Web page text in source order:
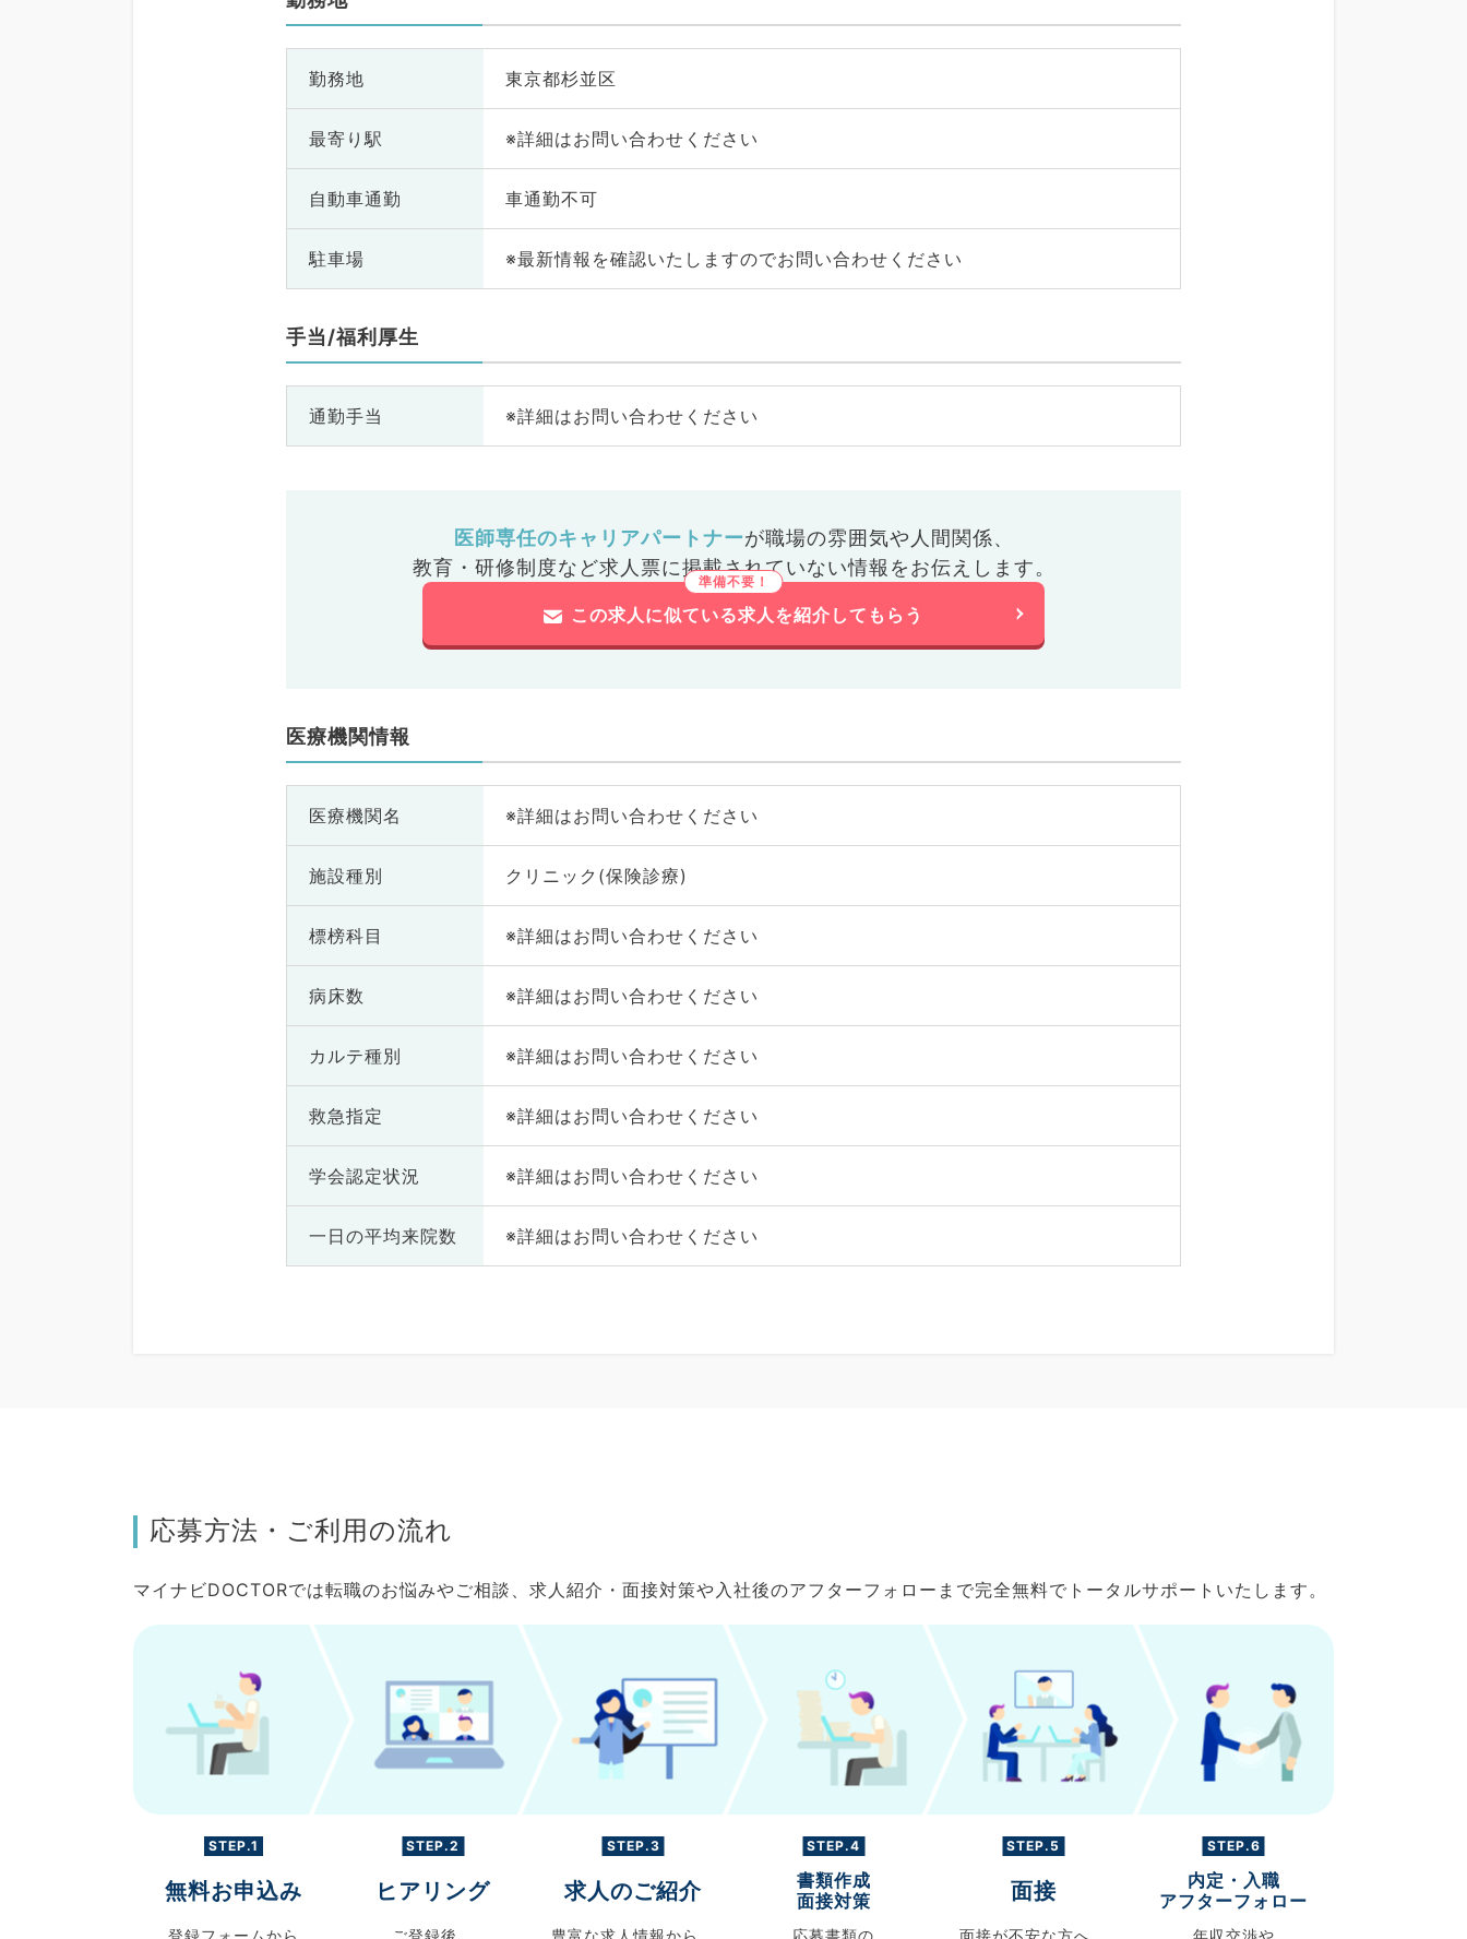
勤務地 東京都杉並区
最寄り駅 ※詳細はお問い合わせください
自動車通勤 車通勤不可
駐車場 ※最新情報を確認いたしますのでお問い合わせください
手当/福利厚生
通勤手当 ※詳細はお問い合わせください
医師専任のキャリアパートナーが職場の雰囲気や人間関係、
教育・研修制度など求人票に掲載されていない情報をお伝えします。
この求人に似ている求人を紹介してもらう
医療機関情報
医療機関名 ※詳細はお問い合わせください
施設種別 クリニック(保険診療)
標榜科目 ※詳細はお問い合わせください
病床数 ※詳細はお問い合わせください
カルテ種別 ※詳細はお問い合わせください
救急指定 ※詳細はお問い合わせください
学会認定状況 ※詳細はお問い合わせください
一日の平均来院数 ※詳細はお問い合わせください
応募方法・ご利用の流れ
マイナビDOCTORでは転職のお悩みやご相談、求人紹介・面接対策や入社後のアフターフォローまで完全無料でトータルサポートいたします。
STEP.1
無料お申込み
登録フォームから
STEP.2
ヒアリング
ご登録後、
STEP.3
求人のご紹介
豊富な求人情報から、
STEP.4
書類作成
面接対策
応募書類の
STEP.5
面接
面接が不安な方へ、
STEP.6
内定・入職
アフターフォロー
年収交渉や